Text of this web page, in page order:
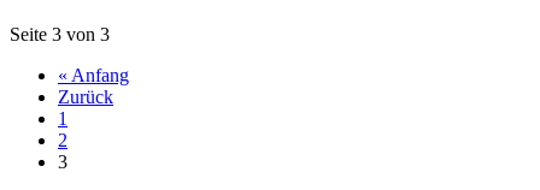
Seite 3 von 3
« Anfang
Zurück
1
2
3